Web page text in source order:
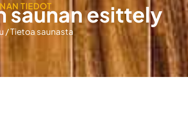
TIEDOT
saunan esittely
/Tietoa saunasta